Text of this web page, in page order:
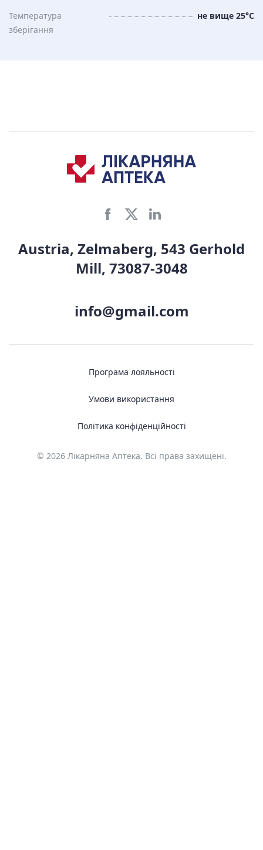
Температура
зберiгання
не вище 25°C
Austria, Zelmaberg, 543 Gerhold
Mill, 73087-3048
info@gmail.com
© 2026 Лікарняна Аптека. Всі права захищені.
Програма лояльності
Умови використання
Політика конфіденційності